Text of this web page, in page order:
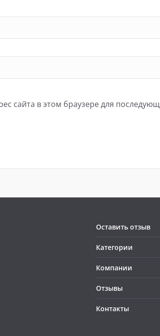
сайта в этом браузере для
Оставить отзыв
Категории
Компании
Отзывы
Контакты